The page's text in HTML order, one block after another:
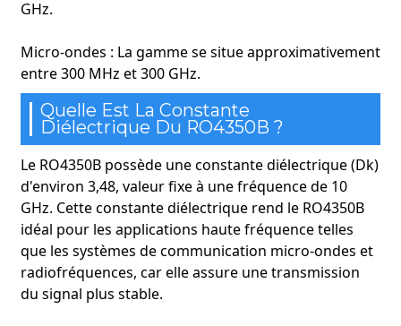
GHz.
Micro-ondes : La gamme se situe approximativement
entre 300 MHz et 300 GHz.
Quelle Est La Constante
Diélectrique Du RO4350B ?
Le RO4350B possède une constante diélectrique (Dk)
d'environ 3,48, valeur fixe à une fréquence de 10
GHz. Cette constante diélectrique rend le RO4350B
idéal pour les applications haute fréquence telles
que les systèmes de communication micro-ondes et
radiofréquences, car elle assure une transmission
du signal plus stable.